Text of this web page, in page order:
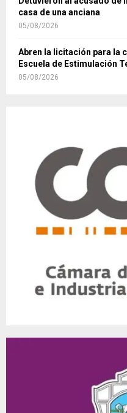
casa de una anciana
05/08/2026
Abren la licitación para la
Escuela de Estimulación
05/08/2026